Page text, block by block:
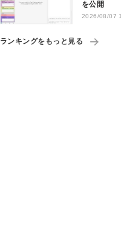
を公開
2026/08/07
ランキングをもっと見る